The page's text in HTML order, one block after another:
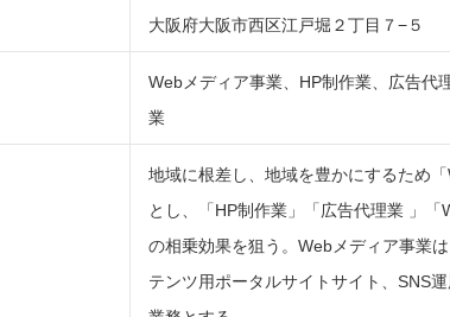
大阪府大阪市西区江戸堀２丁目７−５
Webメディア事業、HP制作業、広告代
業
地域に根差し、地域を豊かにするため
とし、「HP制作業」「広告代理業 」「
の相乗効果を狙う。Webメディア事業
テンツ用ポータルサイトサイト、SNS